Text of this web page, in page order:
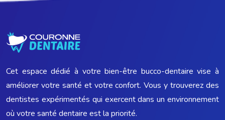
Cet espace dédié à votre bien-être bucco-dentaire vise à
améliorer votre santé et votre confort. Vous y trouverez des
dentistes expérimentés qui exercent dans un environnement
où votre santé dentaire est la priorité.